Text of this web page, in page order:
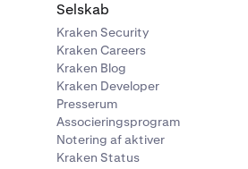
Selskab
Kraken Security
Kraken Careers
Kraken Blog
Kraken Developer
Presserum
Associeringsprogram
Notering af aktiver
Kraken Status